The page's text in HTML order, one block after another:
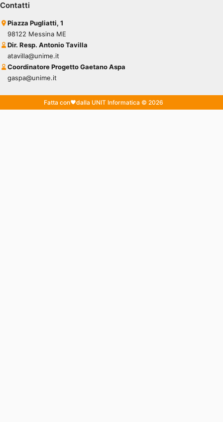
Contatti
Piazza Pugliatti, 1
98122 Messina ME
Dir. Resp. Antonio Tavilla
atavilla@unime.it
Coordinatore Progetto Gaetano Aspa
gaspa@unime.it
Fatta con dalla UNIT Informatica © 2026